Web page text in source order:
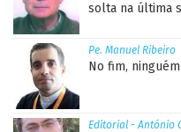
solta na última
Pe. Manuel Ribeiro
No fim,
Editorial - António